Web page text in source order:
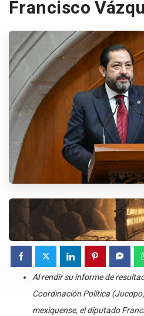
Francisco
Al rendir su informe de
Coordinación Política
mexiquense, el diputado